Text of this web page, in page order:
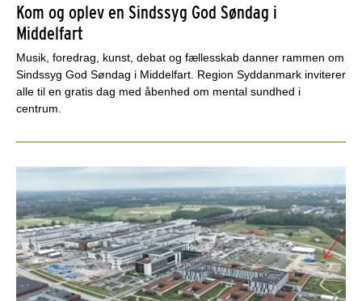
Kom og oplev en Sindssyg God Søndag i
Middelfart
Musik, foredrag, kunst, debat og fællesskab danner rammen om
Sindssyg God Søndag i Middelfart. Region Syddanmark inviterer
alle til en gratis dag med åbenhed om mental sundhed i
centrum.